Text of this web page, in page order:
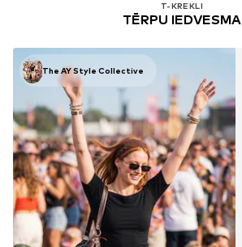
T-KREKLI
TĒRPU IEDVESMA
The AY Style Collective